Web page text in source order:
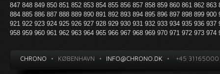
847 848 849 850 851 852 853 854 855 856 857 858 859 860 861 862 863
884 885 886 887 888 889 890 891 892 893 894 895 896 897 898 899 900
921 922 923 924 925 926 927 928 929 930 931 932 933 934 935 936 937
958 959 960 961 962 963 964 965 966 967 968 969 970 971 972 973 974
CHRONO • KØBENHAVN • INFO@CHRONO.DK • +45 31165000